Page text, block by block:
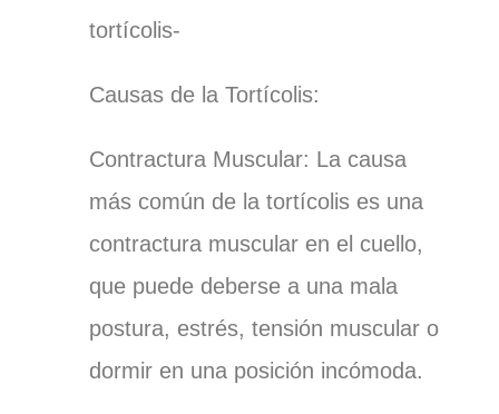
tortícolis-
Causas de la Tortícolis:
Contractura Muscular: La causa
más común de la tortícolis es una
contractura muscular en el cuello,
que puede deberse a una mala
postura, estrés, tensión muscular o
dormir en una posición incómoda.